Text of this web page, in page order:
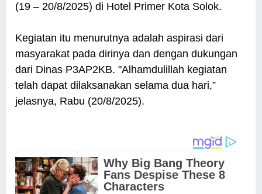
(19 – 20/8/2025) di Hotel Primer Kota Solok.
Kegiatan itu menurutnya adalah aspirasi dari
masyarakat pada dirinya dan dengan dukungan
dari Dinas P3AP2KB. "Alhamdulillah kegiatan
telah dapat dilaksanakan selama dua hari,”
jelasnya, Rabu (20/8/2025).